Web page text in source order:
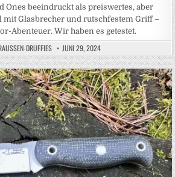
Ones beeindruckt als preiswertes, aber
mit Glasbrecher und rutschfestem Griff –
Abenteuer. Wir haben es getestet.
DRUFFIES JUNI 29, 2024